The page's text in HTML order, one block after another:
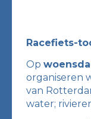
Racefiets-
Op
organiseren
van
water;